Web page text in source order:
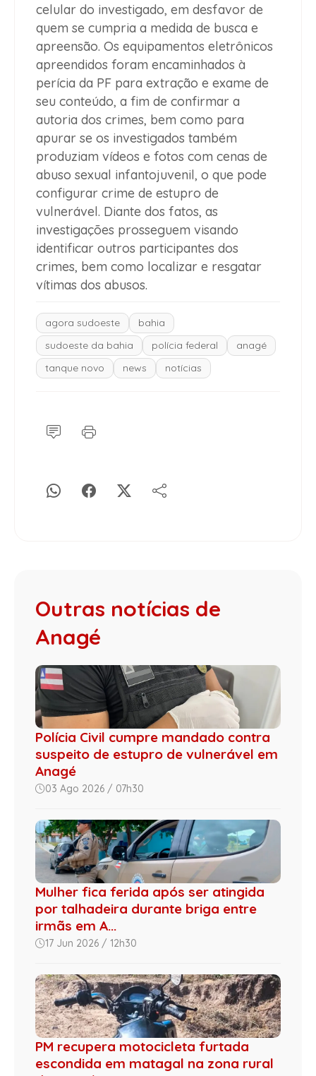
celular do investigado, em desfavor de
quem se cumpria a medida de busca e
apreensão. Os equipamentos eletrônicos
apreendidos foram encaminhados à
perícia da PF para extração e exame de
seu conteúdo, a fim de confirmar a
autoria dos crimes, bem como para
apurar se os investigados também
produziam vídeos e fotos com cenas de
abuso sexual infantojuvenil, o que pode
configurar crime de estupro de
vulnerável. Diante dos fatos, as
investigações prosseguem visando
identificar outros participantes dos
crimes, bem como localizar e resgatar
vítimas dos abusos.
agora sudoeste
bahia
sudoeste da bahia
polícia federal
anagé
tanque novo
news notícias
Outras notícias de
Anagé
Polícia Civil cumpre mandado contra
suspeito de estupro de vulnerável em
Anagé
03 Ago 2026 / 07h30
Mulher fica ferida após ser atingida
por talhadeira durante briga entre
irmãs em A...
17 Jun 2026 / 12h30
PM recupera motocicleta furtada
escondida em matagal na zona rural